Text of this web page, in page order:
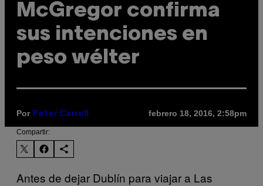
McGregor confirma
sus intenciones en
peso wélter
Por Peter Carroll febrero 18, 2016, 2:58pm
Compartir:
Antes de dejar Dublín para viajar a Las